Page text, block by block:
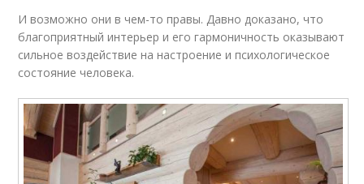
И возможно они в чем-то правы. Давно доказано, что
благоприятный интерьер и его гармоничность оказывают
сильное воздействие на настроение и психологическое
состояние человека.